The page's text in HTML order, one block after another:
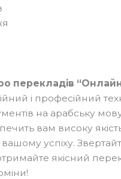
перекладів
і професійний
на арабську
вам високу
успіху.
якісний